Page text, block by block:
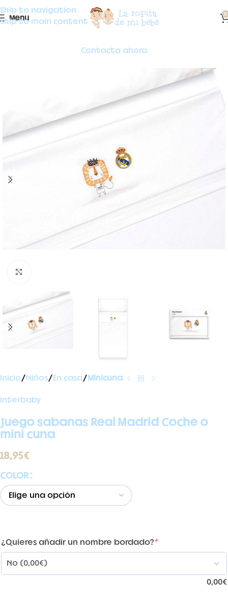
Skip to navigation
Skip to main content
Menu 0
Contacta ahora
Inicio Niños En casa Minicuna
Interbaby
Juego sabanas Real Madrid Coche o
mini cuna
18,95€
COLOR
¿Quieres añadir un nombre bordado?*
0,00€